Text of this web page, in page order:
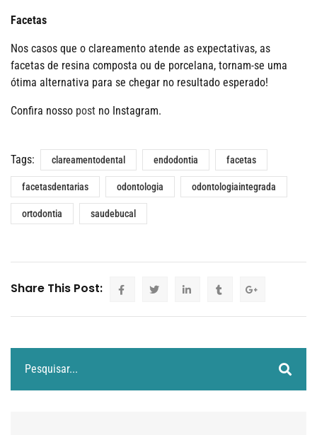
Facetas
Nos casos que o clareamento atende as expectativas, as
facetas de resina composta ou de porcelana, tornam-se uma
ótima alternativa para se chegar no resultado esperado!
Confira nosso post no Instagram.
Tags: clareamentodental endodontia facetas
facetasdentarias odontologia odontologiaintegrada
ortodontia saudebucal
Share This Post: